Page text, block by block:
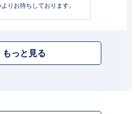
りお待ちしております。
もっと見る